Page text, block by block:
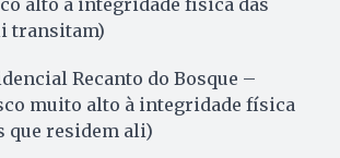
alto à integridade física das
transitam)
Recanto do Bosque –
muito alto à integridade física
que residem ali)